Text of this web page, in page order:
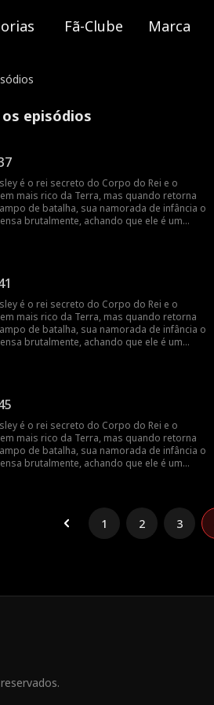
Fã-Clube Marca
episódios
é o rei secreto do Corpo do Rei e o
mais rico da Terra, mas quando retorna
de batalha, sua namorada de infância o
brutalmente, achando que ele é um
é o rei secreto do Corpo do Rei e o
mais rico da Terra, mas quando retorna
de batalha, sua namorada de infância o
brutalmente, achando que ele é um
é o rei secreto do Corpo do Rei e o
mais rico da Terra, mas quando retorna
de batalha, sua namorada de infância o
brutalmente, achando que ele é um
1 2 3